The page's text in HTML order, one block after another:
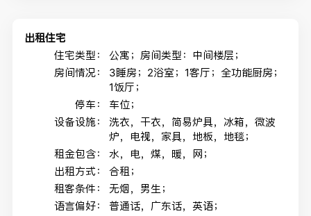
出租住宅
住宅类型：
公寓；房间类型：中间楼层；
房间情况：
3睡房；2浴室；1客厅；全功能厨房；
1饭厅；
停车：
车位；
设备设施：
洗衣，干衣，简易炉具，冰箱，微波
炉，电视，家具，地板，地毯；
租金包含：
水，电，煤，暖，网；
出租方式：
合租；
租客条件：
无烟，男生；
语言偏好：
普通话，广东话，英语；